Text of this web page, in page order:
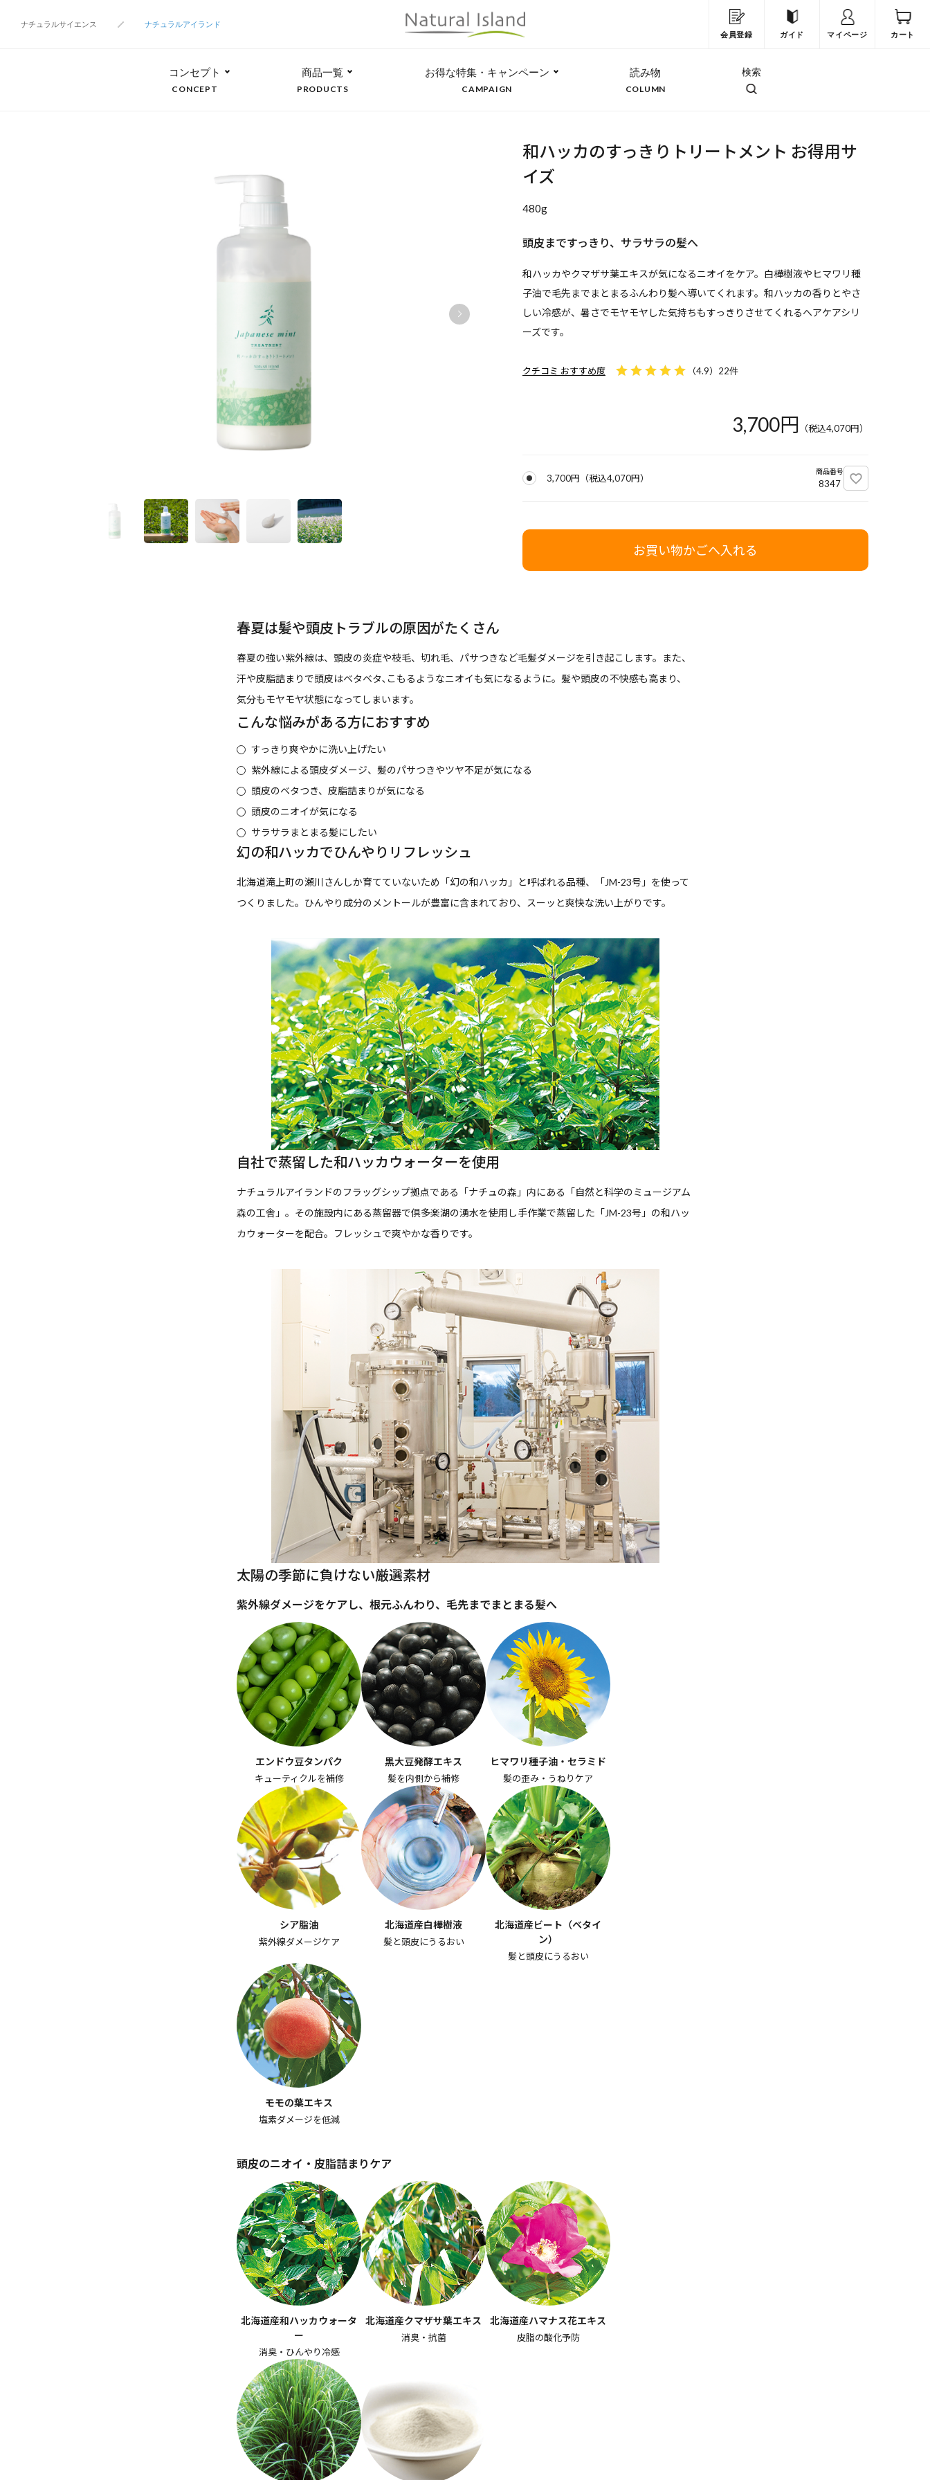
ナチュラルサイエンス
ナチュラルアイランド
会員登録
ガイド マイページ カート
コンセプト
CONCEPT
商品一覧
PRODUCTS
お得な特集・キャンペーン
CAMPAIGN
読み物
COLUMN
検索
和ハッカのすっきりトリートメント お得用サ
イズ
480g
頭皮まですっきり、サラサラの髪へ
和ハッカやクマザサ葉エキスが気になるニオイをケア。白樺樹液やヒマワリ種
子油で毛先までまとまるふんわり髪へ導いてくれます。和ハッカの香りとやさ
しい冷感が、暑さでモヤモヤした気持ちもすっきりさせてくれるへアケアシリ
ーズです。
クチコミ おすすめ度 （4.9） 22件
3,700円 （税込4,070円）
3,700円 （税込4,070円）
商品番号
8347
お買い物かごへ入れる
春夏は髪や頭皮トラブルの原因がたくさん
春夏の強い紫外線は、頭皮の炎症や枝毛、切れ毛、パサつきなど毛髪ダメージを引き起こします。また、
汗や皮脂詰まりで頭皮はベタベタ､こもるようなニオイも気になるように。髪や頭皮の不快感も高まり、
気分もモヤモヤ状態になってしまいます。
こんな悩みがある方におすすめ
すっきり爽やかに洗い上げたい
紫外線による頭皮ダメージ、髪のパサつきやツヤ不足が気になる
頭皮のベタつき、皮脂詰まりが気になる
頭皮のニオイが気になる
サラサラまとまる髪にしたい
幻の和ハッカでひんやりリフレッシュ
北海道滝上町の瀬川さんしか育てていないため「幻の和ハッカ」と呼ばれる品種、「JM-23号」を使って
つくりました。ひんやり成分のメントールが豊富に含まれており、スーッと爽快な洗い上がりです。
自社で蒸留した和ハッカウォーターを使用
ナチュラルアイランドのフラッグシップ拠点である「ナチュの森」内にある「自然と科学のミュージアム
森の工舎」。その施設内にある蒸留器で倶多楽湖の湧水を使用し手作業で蒸留した「JM-23号」の和ハッ
カウォーターを配合。フレッシュで爽やかな香りです。
太陽の季節に負けない厳選素材
紫外線ダメージをケアし、根元ふんわり、毛先までまとまる髪へ
エンドウ豆タンパク
キューティクルを補修
黒大豆発酵エキス
髪を内側から補修
ヒマワリ種子油・セラミド
髪の歪み・うねりケア
シア脂油
紫外線ダメージケア
北海道産白樺樹液
髪と頭皮にうるおい
北海道産ビート（ベタイ
ン）
髪と頭皮にうるおい
モモの葉エキス
塩素ダメージを低減
頭皮のニオイ・皮脂詰まりケア
北海道産和ハッカウォータ
ー
消臭・ひんやり冷感
北海道産クマザサ葉エキス
消臭・抗菌
北海道産ハマナス花エキス
皮脂の酸化予防